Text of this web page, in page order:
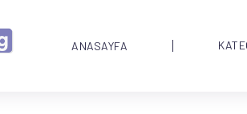
ANASAYFA